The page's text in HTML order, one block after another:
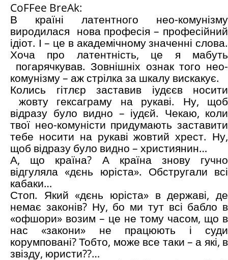
CoFFee BreAk:
В країні латентного нео-комунізму
виродилася нова професія – професійний
ідіот. І – це в академічному значенні слова.
Хоча про латентність, це я мабуть
погарячкував. Зовнішніх ознак того нео-
комунізму – аж стрілка за шкалу вискакує.
Колись гітлєр заставив іудєєв носити
жовту гексаграму на рукаві. Ну, щоб
відразу було видно – іудєй. Чекаю, коли
твої нео-комуністи придумають заставити
тебе носити на рукаві жовтий хрест. Ну,
щоб відразу було видно – християнин…
А, що країна? А країна знову гучно
відгуляла «дєнь юріста». Обстругали всі
кабаки…
Стоп. Який «дєнь юріста» в державі, де
немає законів? Ну, бо ми тут всі бабло в
«офшори» возим – це не тому часом, що в
нас «закони» не працюють і суди
корумповані? Тобто, може все таки – а які, в
звізду, юристи??…